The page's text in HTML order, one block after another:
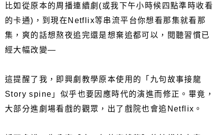
比如從原本的周播連續劇(或我下午小時候四點準時收看
的卡通)，到現在Netflix等串流平台你想看那集就看那
集，爽的話想熬夜追完還是想棄追都可以，閱聽習慣已
經大幅改變—
這提醒了我，即興劇教學原本使用的「九句故事接龍
Story spine」似乎也要因應時代的演進而修正。畢竟，
大部分進劇場看戲的觀眾，出了戲院也會追Netflix。